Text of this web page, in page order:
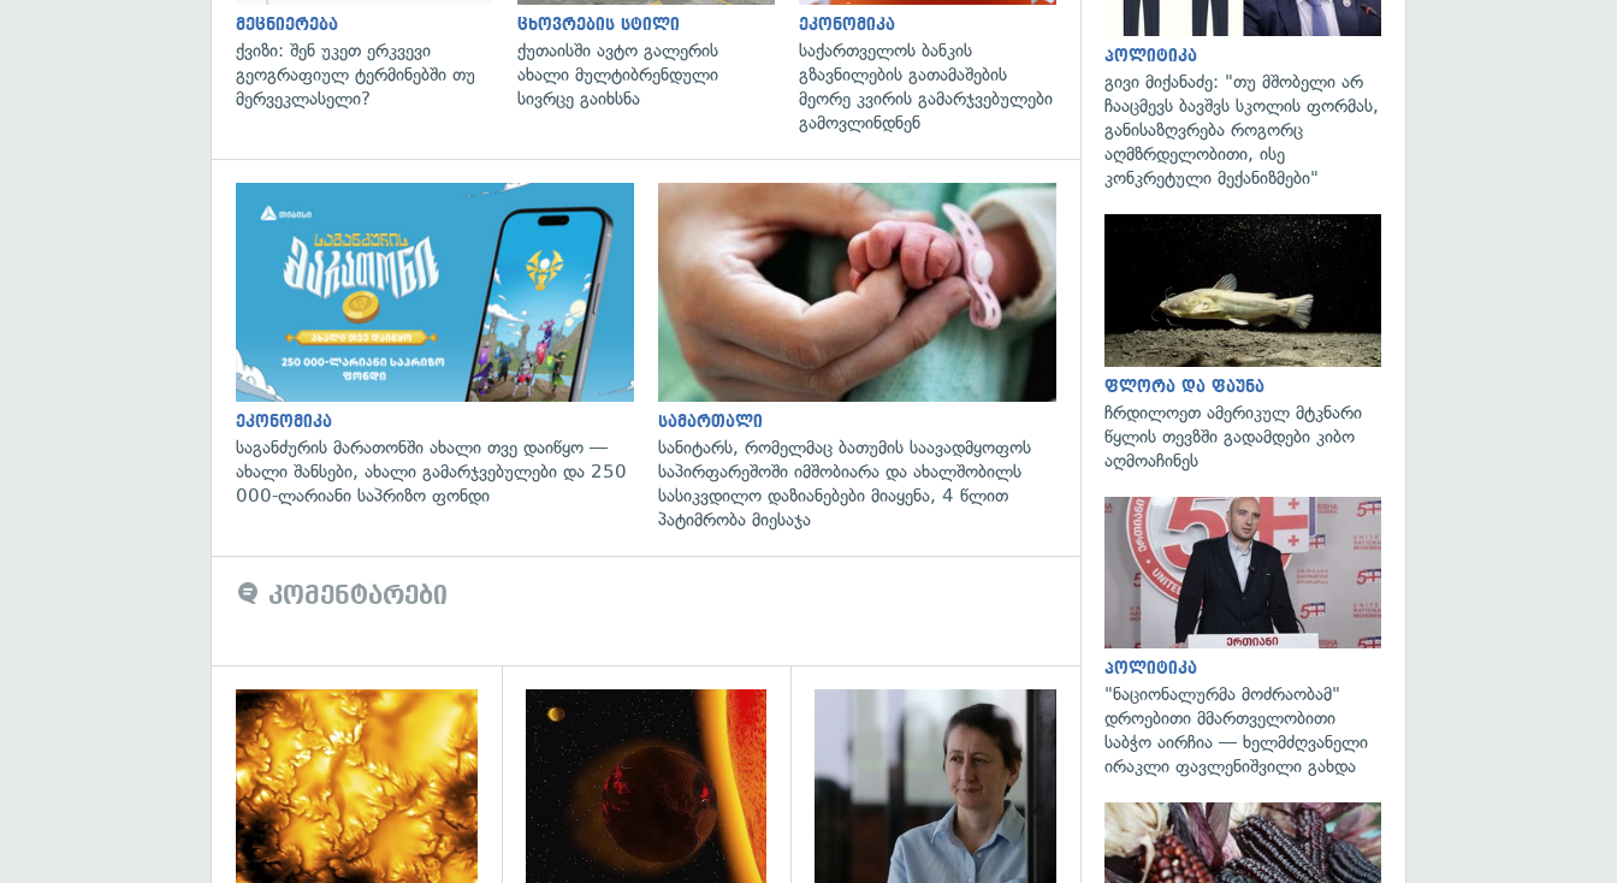
მეცნიერება
ქვიზი: შენ უკეთ ერკვევი
გეოგრაფიულ ტერმინებში თუ
მერვეკლასელი?
ცხოვრების სტილი
ქუთაისში ავტო გალერის
ახალი მულტიბრენდული
სივრცე გაიხსნა
ეკონომიკა
საქართველოს ბანკის
გზავნილების გათამაშების
მეორე კვირის გამარჯვებულები
გამოვლინდნენ
ეკონომიკა
საგანძურის მარათონში ახალი თვე დაიწყო —
ახალი შანსები, ახალი გამარჯვებულები და 250
000-ლარიანი საპრიზო ფონდი
სამართალი
სანიტარს, რომელმაც ბათუმის საავადმყოფოს
საპირფარეშოში იმშობიარა და ახალშობილს
სასიკვდილო დაზიანებები მიაყენა, 4 წლით
პატიმრობა მიესაჯა
კომენტარები
გადახედვა გადახედვა
პოლიტიკა
გივი მიქანაძე: "თუ მშობელი არ
ჩააცმევს ბავშვს სკოლის ფორმას,
განისაზღვრება როგორც
აღმზრდელობითი, ისე
კონკრეტული მექანიზმები"
ფლორა და ფაუნა
ჩრდილოეთ ამერიკულ მტკნარი
წყლის თევზში გადამდები კიბო
აღმოაჩინეს
პოლიტიკა
"ნაციონალურმა მოძრაობამ"
დროებითი მმართველობითი
საბჭო აირჩია — ხელმძღვანელი
ირაკლი ფავლენიშვილი გახდა